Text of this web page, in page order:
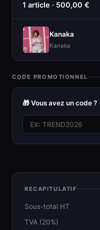
1 article · 500,00 €
Kanaka
Kanaka
CODE PROMOTIONNEL
🎁 Vous avez un code ?
RECAPITULATIF
Sous-total HT
TVA (20%)